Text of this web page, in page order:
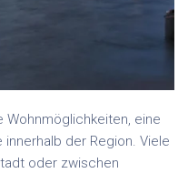
eine
der Region. Viele
oder zwischen